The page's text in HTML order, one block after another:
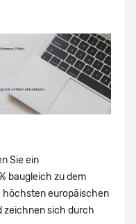
Sie ein
baugleich zu dem
höchsten europäischen
zeichnen sich durch